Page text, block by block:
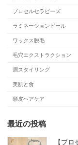
プロセルセラピーズ
ラミネーションピール
ワックス脱毛
毛穴エクストラクション
眉スタイリング
美肌と食
頭皮ヘアケア
最近の投稿
【プ